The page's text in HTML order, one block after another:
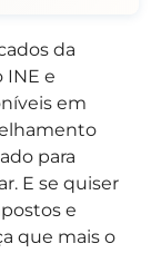
da
INE e
em
para
E se quiser
e
que mais o